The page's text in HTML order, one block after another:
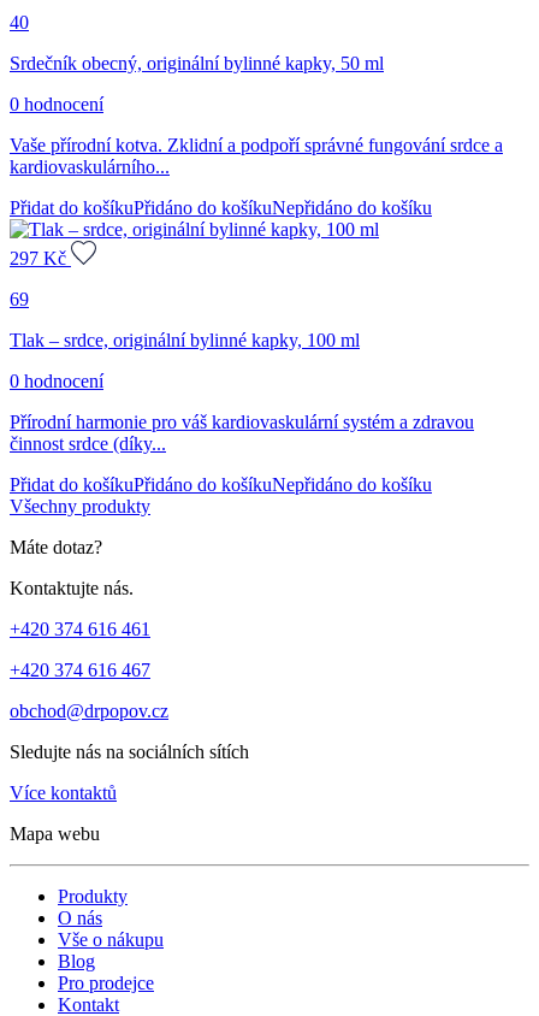
40
Srdečník obecný, originální bylinné kapky, 50 ml
0 hodnocení
Vaše přírodní kotva. Zklidní a podpoří správné fungování srdce a
kardiovaskulárního...
Přidat do košíkuPřidáno do košíkuNepřidáno do košíku
297 Kč
69
Tlak – srdce, originální bylinné kapky, 100 ml
0 hodnocení
Přírodní harmonie pro váš kardiovaskulární systém a zdravou
činnost srdce (díky...
Přidat do košíkuPřidáno do košíkuNepřidáno do košíku
Všechny produkty
Máte dotaz?
Kontaktujte nás.
+420 374 616 461
+420 374 616 467
obchod@drpopov.cz
Sledujte nás na sociálních sítích
Více kontaktů
Mapa webu
Produkty
O nás
Vše o nákupu
Blog
Pro prodejce
Kontakt